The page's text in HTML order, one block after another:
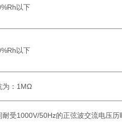
以下
以下
为：1MΩ
耐受1000V/50Hz的正弦波交流电压